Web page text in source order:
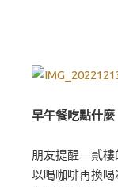
早午餐吃點什麼
朋友提醒－貳
以喝咖啡再換